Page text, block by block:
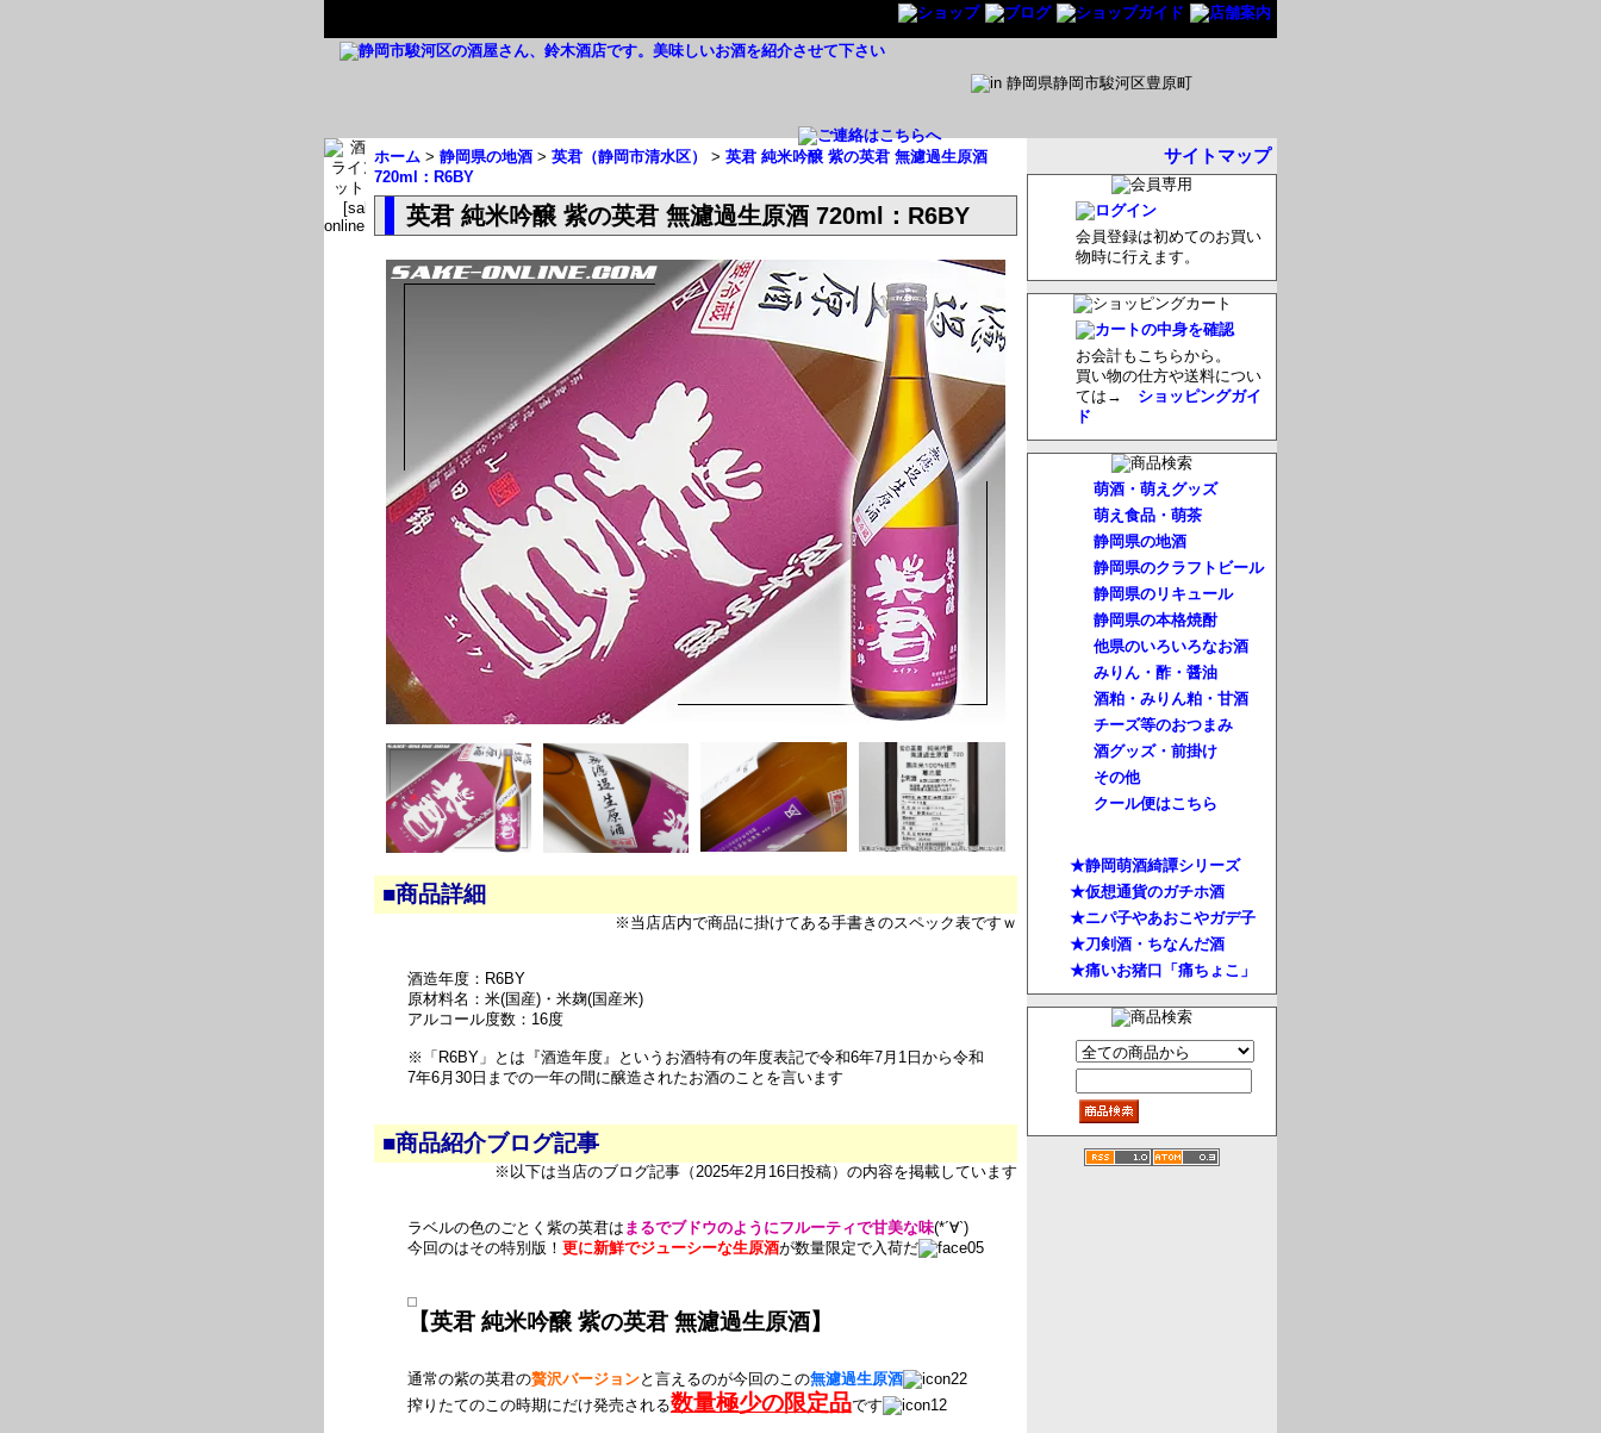
ホーム > 静岡県の地酒 > 英君（静岡市清水区） > 英君 純米吟醸 紫の英君 無濾過生原酒
720ml：R6BY
英君 純米吟醸 紫の英君 無濾過生原酒 720ml：R6BY
■商品詳細
※当店店内で商品に掛けてある手書きのスペック表ですｗ
酒造年度：R6BY
原材料名：米(国産)・米麹(国産米)
アルコール度数：16度
※「R6BY」とは『酒造年度』というお酒特有の年度表記で令和6年7月1日から令和
7年6月30日までの一年の間に醸造されたお酒のことを言います
■商品紹介ブログ記事
※以下は当店のブログ記事（2025年2月16日投稿）の内容を掲載しています
ラベルの色のごとく紫の英君は まるでブドウのようにフルーティで甘美な味(*´∀`)
今回のはその特別版！ 更に新鮮でジューシーな生原酒が数量限定で入荷だ
【英君 純米吟醸 紫の英君 無濾過生原酒】
通常の紫の英君の贅沢バージョンと言えるのが今回のこの無濾過生原酒
搾りたてのこの時期にだけ発売される数量極少の限定品です
サイトマップ
会員登録は初めてのお買い
物時に行えます。
お会計もこちらから。
買い物の仕方や送料につい
ては→ ショッピングガイ
ド
萌酒・萌えグッズ
萌え食品・萌茶
静岡県の地酒
静岡県のクラフトビール
静岡県のリキュール
静岡県の本格焼酎
他県のいろいろなお酒
みりん・酢・醤油
酒粕・みりん粕・甘酒
チーズ等のおつまみ
酒グッズ・前掛け
その他
クール便はこちら
★静岡萌酒綺譚シリーズ
★仮想通貨のガチホ酒
★ニパ子やあおこやガデ子
★刀剣酒・ちなんだ酒
★痛いお猪口「痛ちょこ」